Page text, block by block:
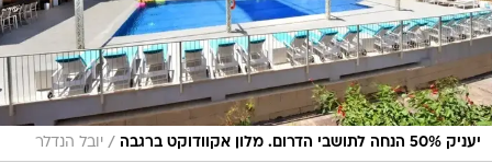
יעניק 50% הנחה לתושבי הדרום. מלון אקוודוקט ברגבה / יובל הנדלר